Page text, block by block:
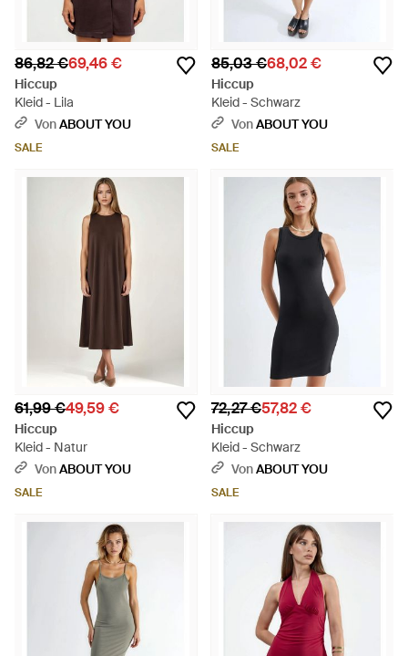
86,82 €69,46 €
Hiccup
Kleid - Lila
VonABOUT YOU
SALE
85,03 €68,02 €
Hiccup
Kleid - Schwarz
VonABOUT YOU
SALE
61,99 €49,59 €
Hiccup
Kleid - Natur
VonABOUT YOU
SALE
72,27 €57,82 €
Hiccup
Kleid - Schwarz
VonABOUT YOU
SALE